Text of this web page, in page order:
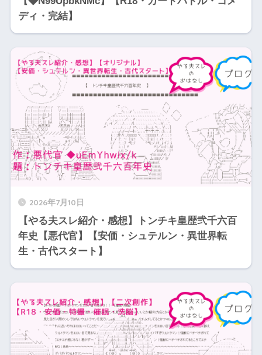
ディ・完結】
2026年7月10日
【やる夫スレ紹介・感想】トンチキ皇歴弐千六百
年史【悪代官】【安価・シュテルン・異世界転
生・古代スタート】